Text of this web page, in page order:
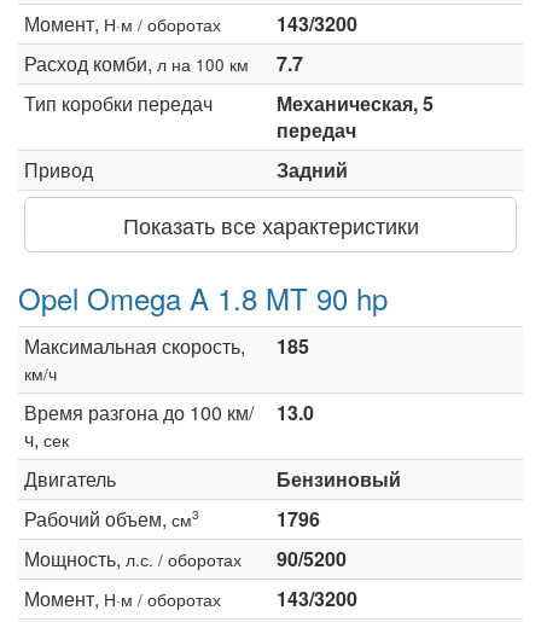
Момент, Н·м / оборотах
143/3200
Расход комби, л на 100 км
7.7
Тип коробки передач
Механическая, 5
передач
Привод
Задний
Показать все характеристики
Opel Omega A 1.8 MT 90 hp
Максимальная скорость,
км/ч
185
Время разгона до 100 км/
ч, сек
13.0
Двигатель
Бензиновый
Рабочий объем, см3
1796
Мощность, л.с. / оборотах
90/5200
Момент, Н·м / оборотах
143/3200